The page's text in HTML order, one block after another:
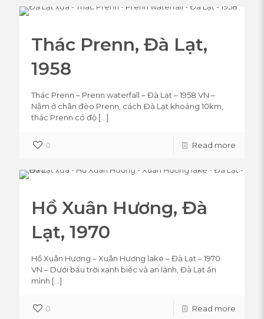
Thác Prenn, Đà Lạt,
1958
Thác Prenn – Prenn waterfall – Đà Lạt – 1958 VN –
Nằm ở chân đèo Prenn, cách Ðà Lạt khoảng 10km,
thác Prenn có độ […]
0 Read more
Hồ Xuân Hương, Đà
Lạt, 1970
Hồ Xuân Hương – Xuân Hương lake – Đà Lạt – 1970
VN – Dưới bầu trời xanh biếc và an lành, Đà Lạt ẩn
mình […]
0 Read more